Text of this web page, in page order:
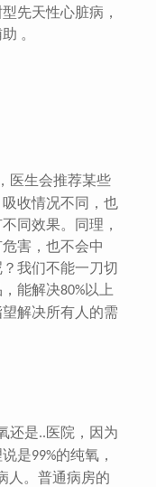
先天性心脏病，
。
医生会推荐某些
收情况不同，也
同效果。同理，
害，也不会中
我们不能一刀切
能解决80%以上
解决所有人的需
还是..医院，因为
是99%的纯氧，
人。普通病房的